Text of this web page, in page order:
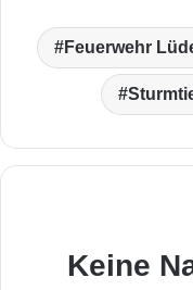
Feuerwehr
Keine